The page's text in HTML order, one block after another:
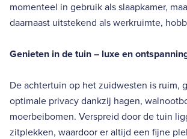
momenteel in gebruik als slaapkamer,
daarnaast uitstekend als werkruimte,
Genieten in de tuin – luxe en
De achtertuin op het zuidwesten is ruim,
optimale privacy dankzij hagen,
moerbeibomen. Verspreid door de tuin
zitplekken, waardoor er altijd een fijne